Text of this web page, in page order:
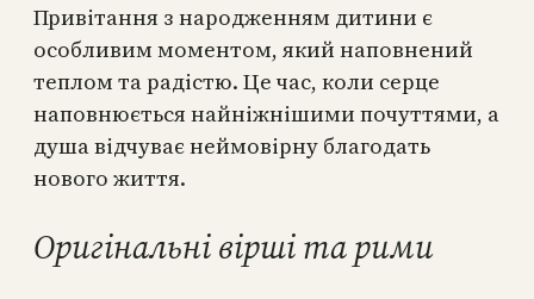
Привітання з народженням дитини є
особливим моментом, який наповнений
теплом та радістю. Це час, коли серце
наповнюється найніжнішими почуттями, а
душа відчуває неймовірну благодать
нового життя.
Оригінальні вірші та рими